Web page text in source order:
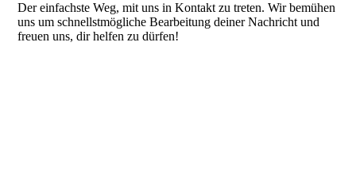
Der einfachste Weg, mit uns in Kontakt zu treten. Wir bemühen
uns um schnellstmögliche Bearbeitung deiner Nachricht und
freuen uns, dir helfen zu dürfen!